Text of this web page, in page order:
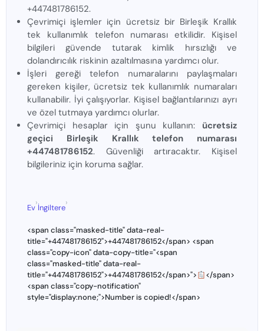
+447481786152.
Çevrimiçi işlemler için ücretsiz bir Birleşik Krallık
tek kullanımlık telefon numarası etkilidir. Kişisel
bilgileri güvende tutarak kimlik hırsızlığı ve
dolandırıcılık riskinin azaltılmasına yardımcı olur.
İşleri gereği telefon numaralarını paylaşmaları
gereken kişiler, ücretsiz tek kullanımlık numaraları
kullanabilir. İyi çalışıyorlar. Kişisel bağlantılarınızı ayrı
ve özel tutmaya yardımcı olurlar.
Çevrimiçi hesaplar için şunu kullanın: ücretsiz
geçici Birleşik Krallık telefon numarası
+447481786152. Güvenliği artıracaktır. Kişisel
bilgileriniz için koruma sağlar.
Ev
›
İngiltere
›
<span class="masked-title" data-real-
title="+447481786152">+447481786152</span> <span
class="copy-icon" data-copy-title="<span
class="masked-title" data-real-
title="+447481786152">+447481786152</span>">
</span>
<span class="copy-notification"
style="display:none;">Number is copied!</span>